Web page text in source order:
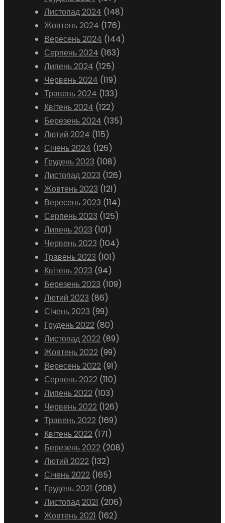
Листопад 2024 (148)
Жовтень 2024 (176)
Вересень 2024 (144)
Серпень 2024 (163)
Липень 2024 (125)
Червень 2024 (119)
Травень 2024 (133)
Квітень 2024 (122)
Березень 2024 (135)
Лютий 2024 (115)
Січень 2024 (126)
Грудень 2023 (108)
Листопад 2023 (126)
Жовтень 2023 (121)
Вересень 2023 (114)
Серпень 2023 (125)
Липень 2023 (101)
Червень 2023 (104)
Травень 2023 (101)
Квітень 2023 (94)
Березень 2023 (109)
Лютий 2023 (86)
Січень 2023 (99)
Грудень 2022 (80)
Листопад 2022 (89)
Жовтень 2022 (99)
Вересень 2022 (91)
Серпень 2022 (110)
Липень 2022 (103)
Червень 2022 (126)
Травень 2022 (169)
Квітень 2022 (171)
Березень 2022 (208)
Лютий 2022 (132)
Січень 2022 (165)
Грудень 2021 (208)
Листопад 2021 (206)
Жовтень 2021 (162)